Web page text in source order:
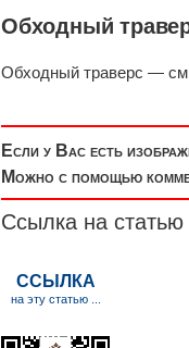
Обходный
Обходный траверс —
Если у Вас есть
Можно с помощью
Ссылка на